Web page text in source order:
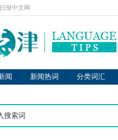
报中文网
闻 新闻热词 分类词汇